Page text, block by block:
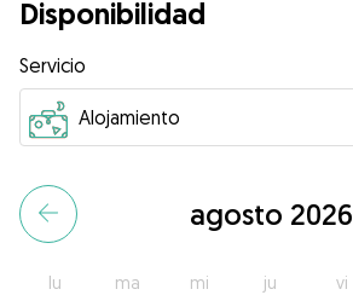
Disponibilidad
Servicio
agosto 2026
lu ma mi ju vi